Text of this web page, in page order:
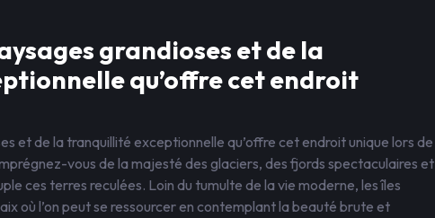
grandioses et de la
qu’offre cet endroit
et de la tranquillité exceptionnelle qu’offre cet endroit unique lors de
vous de la majesté des glaciers, des fjords spectaculaires et
ces terres reculées. Loin du tumulte de la vie moderne, les îles
où l’on peut se ressourcer en contemplant la beauté brute et